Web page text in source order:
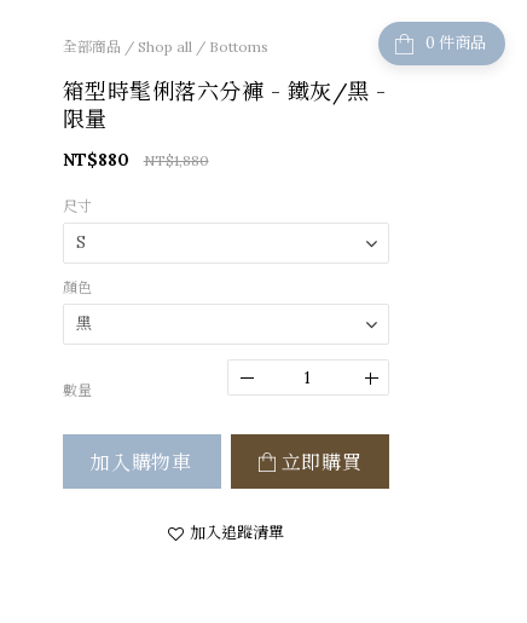
件商品
全部商品 / Shop all/ Bottoms
箱型時髦俐落六分褲 - 鐵灰/黑 -
限量
NT$1,880
NT$880
尺寸
顏色
數量
加入購物車 立即購買
加入追蹤清單